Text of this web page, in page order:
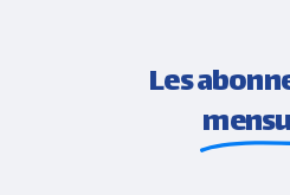
Les